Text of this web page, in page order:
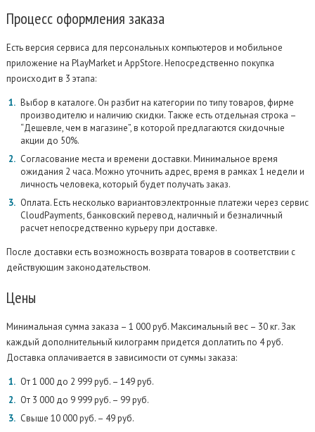
Процесс оформления заказа
Есть версия сервиса для персональных компьютеров и мобильное
приложение на PlayMarket и AppStore. Непосредственно покупка
происходит в 3 этапа:
Выбор в каталоге. Он разбит на категории по типу товаров, фирме
производителю и наличию скидки. Также есть отдельная строка –
“Дешевле, чем в магазине”, в которой предлагаются скидочные
акции до 50%.
Согласование места и времени доставки. Минимальное время
ожидания 2 часа. Можно уточнить адрес, время в рамках 1 недели и
личность человека, который будет получать заказ.
Оплата. Есть несколько вариантов:электронные платежи через сервис
CloudPayments, банковский перевод, наличный и безналичный
расчет непосредственно курьеру при доставке.
После доставки есть возможность возврата товаров в соответствии с
действующим законодательством.
Цены
Минимальная сумма заказа – 1 000 руб. Максимальный вес – 30 кг. Зак
каждый дополнительный килограмм придется доплатить по 4 руб.
Доставка оплачивается в зависимости от суммы заказа:
От 1 000 до 2 999 руб. – 149 руб.
От 3 000 до 9 999 руб. – 99 руб.
Свыше 10 000 руб. – 49 руб.